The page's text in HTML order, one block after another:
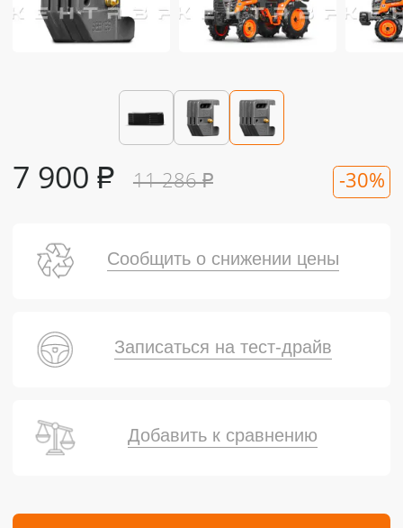
11 286₽ -30%
7 900 ₽
Добавить к сравнению
Сообщить о снижении цены
Записаться на тест-драйв